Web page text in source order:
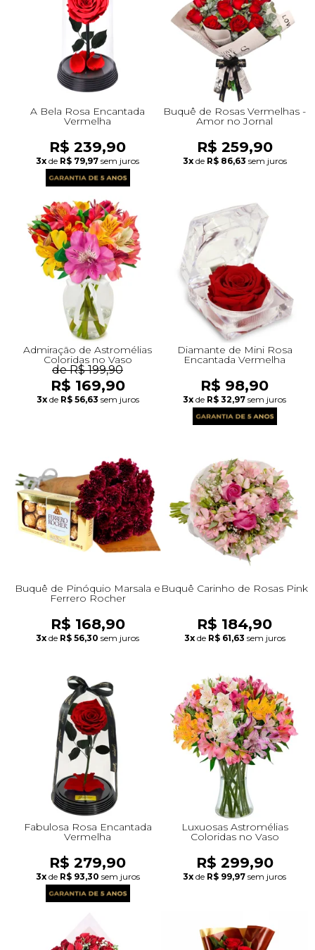
A Bela Rosa Encantada
Vermelha
R$ 239,90
3x de R$ 79,97 sem juros
Buquê de Rosas Vermelhas -
Amor no Jornal
R$ 259,90
3x de R$ 86,63 sem juros
Admiração de Astromélias
Coloridas no Vaso
de R$ 199,90
R$ 169,90
3x de R$ 56,63 sem juros
Diamante de Mini Rosa
Encantada Vermelha
R$ 98,90
3x de R$ 32,97 sem juros
Buquê de Pinóquio Marsala e
Ferrero Rocher
R$ 168,90
3x de R$ 56,30 sem juros
Buquê Carinho de Rosas Pink
R$ 184,90
3x de R$ 61,63 sem juros
Fabulosa Rosa Encantada
Vermelha
R$ 279,90
3x de R$ 93,30 sem juros
Luxuosas Astromélias
Coloridas no Vaso
R$ 299,90
3x de R$ 99,97 sem juros